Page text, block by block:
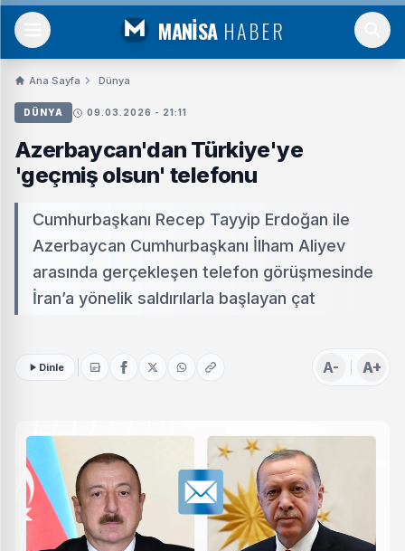
MANİSA HABER
Ana Sayfa Dünya
DÜNYA 09.03.2026 - 21:11
Azerbaycan'dan Türkiye'ye
'geçmiş olsun' telefonu
Cumhurbaşkanı Recep Tayyip Erdoğan ile
Azerbaycan Cumhurbaşkanı İlham Aliyev
arasında gerçekleşen telefon görüşmesinde
İran’a yönelik saldırılarla başlayan çat
Dinle A- A+